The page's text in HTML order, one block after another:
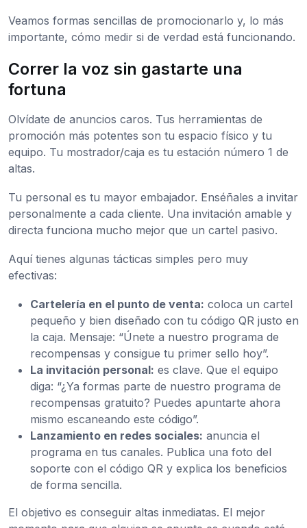
Veamos formas sencillas de promocionarlo y, lo más
importante, cómo medir si de verdad está funcionando.
Correr la voz sin gastarte una
fortuna
Olvídate de anuncios caros. Tus herramientas de
promoción más potentes son tu espacio físico y tu
equipo. Tu mostrador/caja es tu estación número 1 de
altas.
Tu personal es tu mayor embajador. Enséñales a invitar
personalmente a cada cliente. Una invitación amable y
directa funciona mucho mejor que un cartel pasivo.
Aquí tienes algunas tácticas simples pero muy
efectivas:
Cartelería en el punto de venta: coloca un cartel
pequeño y bien diseñado con tu código QR justo en
la caja. Mensaje: “Únete a nuestro programa de
recompensas y consigue tu primer sello hoy”.
La invitación personal: es clave. Que el equipo
diga: “¿Ya formas parte de nuestro programa de
recompensas gratuito? Puedes apuntarte ahora
mismo escaneando este código”.
Lanzamiento en redes sociales: anuncia el
programa en tus canales. Publica una foto del
soporte con el código QR y explica los beneficios
de forma sencilla.
El objetivo es conseguir altas inmediatas. El mejor